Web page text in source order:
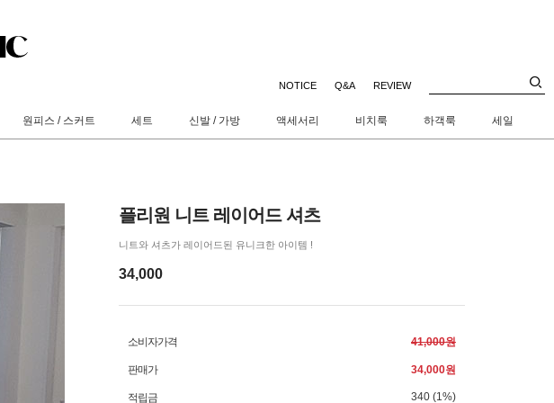
NOTICE Q&A REVIEW
원피스 / 스커트 세트 신발 / 가방 액세서리 비치룩 하객룩 세일
플리원 니트 레이어드 셔츠
니트와 셔츠가 레이어드된 유니크한 아이템 !
34,000
소비자가격 41,000원
판매가 34,000원
적립금 340 (1%)